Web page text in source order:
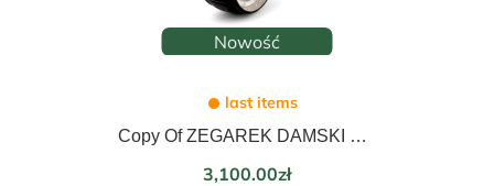
Nowość
last items
Copy Of ZEGAREK DAMSKI EPOS LADIES 21mm 8002.702.20.20.15
Price
3,100.00zł